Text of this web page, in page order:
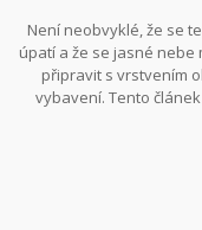
Není neobvyklé, že se
úpatí a že se jasné nebe
připravit s vrstvením
vybavení. Tento